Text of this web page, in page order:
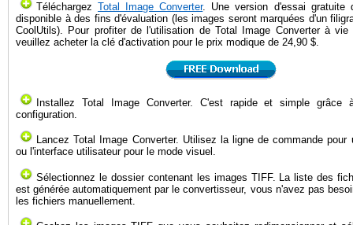
TéléchargezTotal Image Converter. Une version d'essai gratuite
disponible à des fins d'évaluation (les images seront marquées d'un
CoolUtils). Pour profiter de l'utilisation de Total Image Converter à vie
veuillez acheter la clé d'activation pour le prix modique de 24,90 $.
Installez Total Image Converter. C'est rapide et simple grâce
configuration.
Lancez Total Image Converter. Utilisez la ligne de commande pour
ou l'interface utilisateur pour le mode visuel.
Sélectionnez le dossier contenant les images TIFF. La liste des
est générée automatiquement par le convertisseur, vous n'avez pas
les fichiers manuellement.